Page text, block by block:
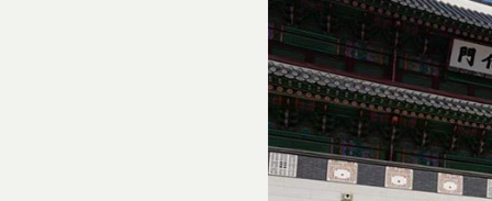
برند